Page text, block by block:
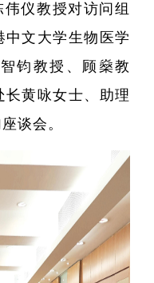
仪教授对访问组
中文大学生物医学
钧教授、顾燊教
黄咏女士、助理
谈会。